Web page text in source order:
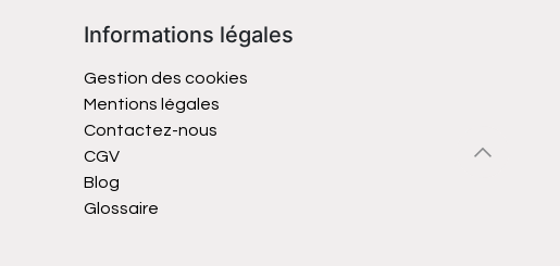
Informations légales
Gestion des cookies
Mentions légales
Contactez-nous
CGV
Blog
Glossaire